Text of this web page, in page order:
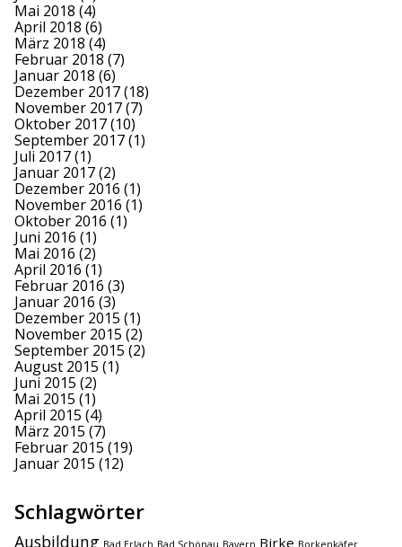
Mai 2018 (4)
April 2018 (6)
März 2018 (4)
Februar 2018 (7)
Januar 2018 (6)
Dezember 2017(18)
November 2017(7)
Oktober 2017(10)
September 2017(1)
Juli 2017(1)
Januar 2017(2)
Dezember 2016 (1)
November 2016 (1)
Oktober 2016 (1)
Juni 2016 (1)
Mai 2016 (2)
April 2016 (1)
Februar 2016 (3)
Januar 2016 (3)
Dezember 2015 (1)
November 2015 (2)
September 2015 (2)
August 2015 (1)
Juni 2015 (2)
Mai 2015 (1)
April 2015 (4)
März 2015 (7)
Februar 2015 (19)
Januar 2015 (12)
Schlagwörter
Ausbildung Bad Erlach Bad Schönau Bayern Birke Borkenkäfer